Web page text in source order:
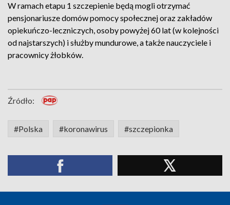
W ramach etapu 1 szczepienie będą mogli otrzymać
pensjonariusze domów pomocy społecznej oraz zakładów
opiekuńczo-leczniczych, osoby powyżej 60 lat (w kolejności
od najstarszych) i służby mundurowe, a także nauczyciele i
pracownicy żłobków.
Źródło:
#Polska #koronawirus #szczepionka